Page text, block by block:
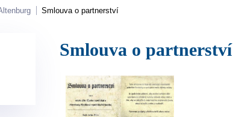
Úřední deska
Altenburg Smlouva o partnerství
Smlouva o partnerství